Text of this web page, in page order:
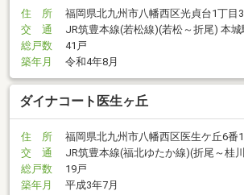
住 所
福岡県北九州市八幡西区光貞台1丁目
交 通
JR筑豊本線(若松線)(若松～折尾) 本城
総戸数
41戸
築年月
令和4年8月
ダイナコート医生ヶ丘
住 所
福岡県北九州市八幡西区医生ケ丘6番
交 通
JR筑豊本線(福北ゆたか線)(折尾～桂
総戸数
19戸
築年月
平成3年7月